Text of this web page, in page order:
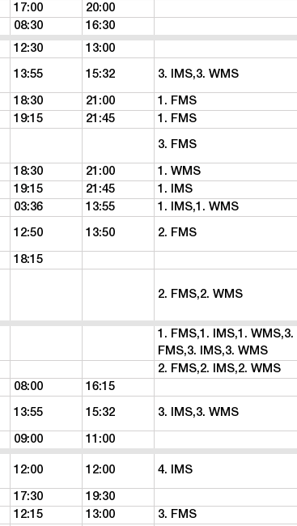
17:00
20:00
08:30
16:30
12:30 13:00
13:55 15:32 3. IMS,3. WMS
18:30 21:00
1. FMS
19:15 21:45 1. FMS
3. FMS
18:30 21:00
1. WMS
19:15 21:45
1. IMS
03:36 13:55 1. IMS,1. WMS
12:50 13:50 2. FMS
18:15
2. FMS,2. WMS
1. FMS,1. IMS,1. WMS,3.
FMS,3. IMS,3. WMS
2. FMS,2. IMS,2. WMS
08:00 16:15
13:55 15:32 3. IMS,3. WMS
09:00 11:00
12:00 12:00 4. IMS
17:30
19:30
12:15 13:00
3. FMS